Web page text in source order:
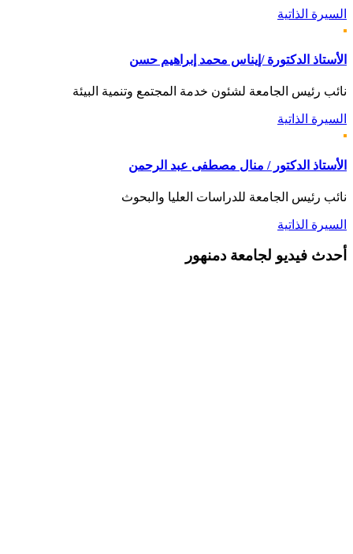
السيرة الذاتية
الأستاذ الدكتورة /إيناس محمد إبراهيم حسن
نائب رئيس الجامعة لشئون خدمة المجتمع وتنمية البيئة
السيرة الذاتية
الأستاذ الدكتور / منال مصطفى عبد الرحمن
نائب رئيس الجامعة للدراسات العليا والبحوث
السيرة الذاتية
أحدث فيديو لجامعة دمنهور